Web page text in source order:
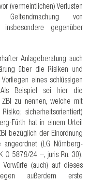
(vermeintlichen) Verlusten
von
insbesondere gegenüber
Anlageberatung auch
über die Risiken und
eines schlüssigen
Als Beispiel sei hier die
ZBI zu nennen, welche mit
sicherheitsorientiert)
Fürth hat in einem Urteil
bezüglich der Einordnung
(LG Nürnberg-
O 5879/24 –, juris Rn. 30).
(auch) auf dieses
außerdem erste